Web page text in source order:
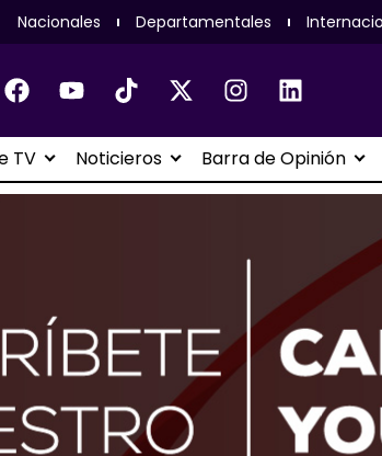
Nacionales Departamentales
TV Noticieros Barra de Opinión